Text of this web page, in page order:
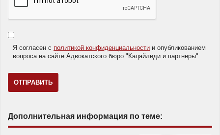
Я согласен с политикой конфиденциальности и опубликованием
вопроса на сайте Адвокатского бюро "Кацайлиди и партнеры"
Дополнительная информация по теме: